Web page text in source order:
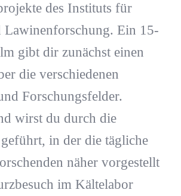
des Instituts für
Lawinenforschung. Ein 15-
gibt dir zunächst einen
die verschiedenen
Forschungsfelder.
wirst du durch die
in der die tägliche
näher vorgestellt
im Kältelabor